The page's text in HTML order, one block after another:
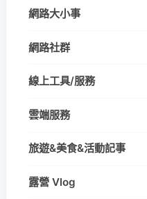
網路大小事
網路社群
線上工具/服務
雲端服務
旅遊&美食&活動記事
露營 Vlog